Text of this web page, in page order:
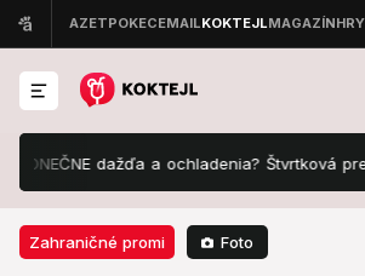
dažďa a ochladenia? Štvrtková
Zahraničné promi Foto
Zahraničné promi 05. jún. 2026 o